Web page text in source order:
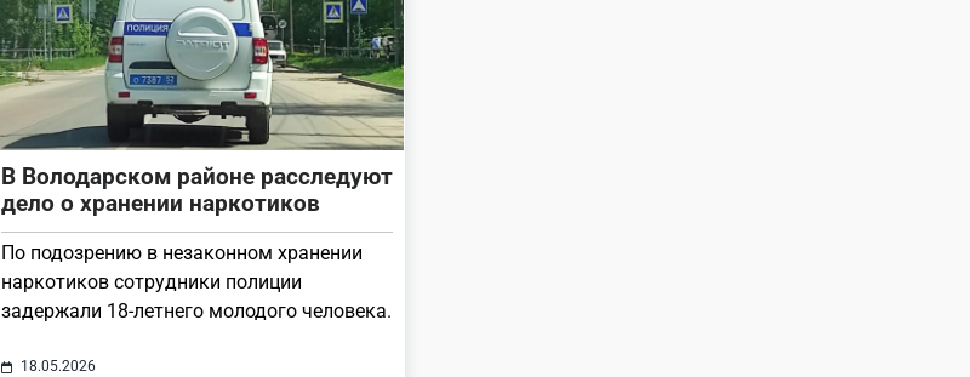
В Володарском районе расследуют
дело о хранении наркотиков
По подозрению в незаконном хранении
наркотиков сотрудники полиции
задержали 18-летнего молодого человека.
18.05.2026